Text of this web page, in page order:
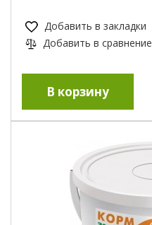
Добавить в закладки
Добавить в сравнение